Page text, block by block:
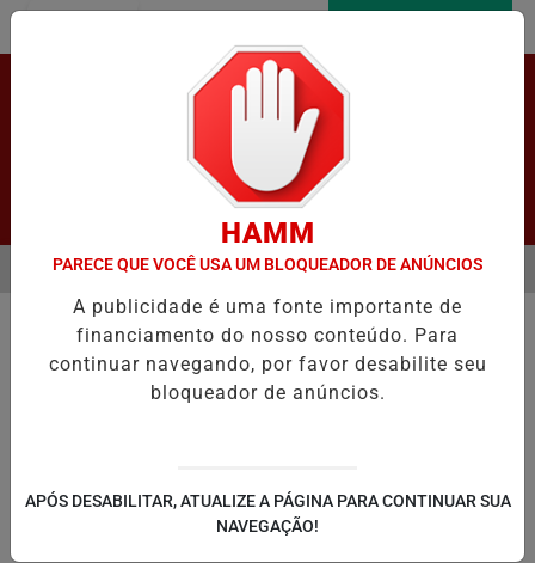
Pesquisar Notícia
SIMULAÇÃO PRÁTICA DE VOTAÇÃO ELETRÔNICA EM LAPÃO
EM ALTA
MENU
HAMM
PARECE QUE VOCÊ USA UM BLOQUEADOR DE ANÚNCIOS
A publicidade é uma fonte importante de
financiamento do nosso conteúdo. Para
continuar navegando, por favor desabilite seu
bloqueador de anúncios.
APÓS DESABILITAR, ATUALIZE A PÁGINA PARA CONTINUAR SUA
NAVEGAÇÃO!